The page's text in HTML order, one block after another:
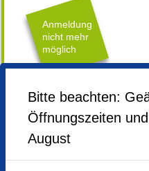
München der Caritas,
Dialog-Facilitatorin
Psychologischer Dienst
Migrationsbiographie
Schwanthalerstr. 75a, 1.
2. Abend: 1.7. Behörden
Ute Haas (hpkj)
Caritas München Mitte,
3. Abend: 15.7.
Anmeldung
nicht mehr
möglich
Mittwoch,24.06.2026,
Mittwoch,15.07.2026,
Veranstaltungsort
Verschiedene Orte
Bitte beachten:
Öffnungszeiten
August